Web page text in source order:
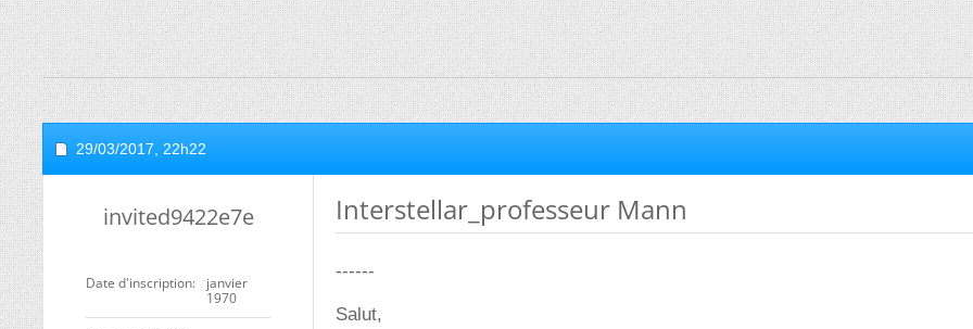
29/03/2017, 22h22
invited9422e7e
Date d'inscription
janvier
1970
Interstellar_professeur Mann
------
Salut,